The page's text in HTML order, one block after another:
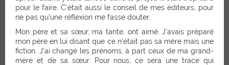
pour le faire. C’était aussi le conseil de mes éditeurs, pour
ne pas qu’une réflexion me fasse douter.
Mon père et sa sœur, ma tante, ont aimé. J’avais préparé
mon père en lui disant que ce n’était pas sa mère mais une
fiction. J’ai changé les prénoms, à part ceux de ma grand-
mère et de sa sœur. Pour nous, ce sera une trace qui